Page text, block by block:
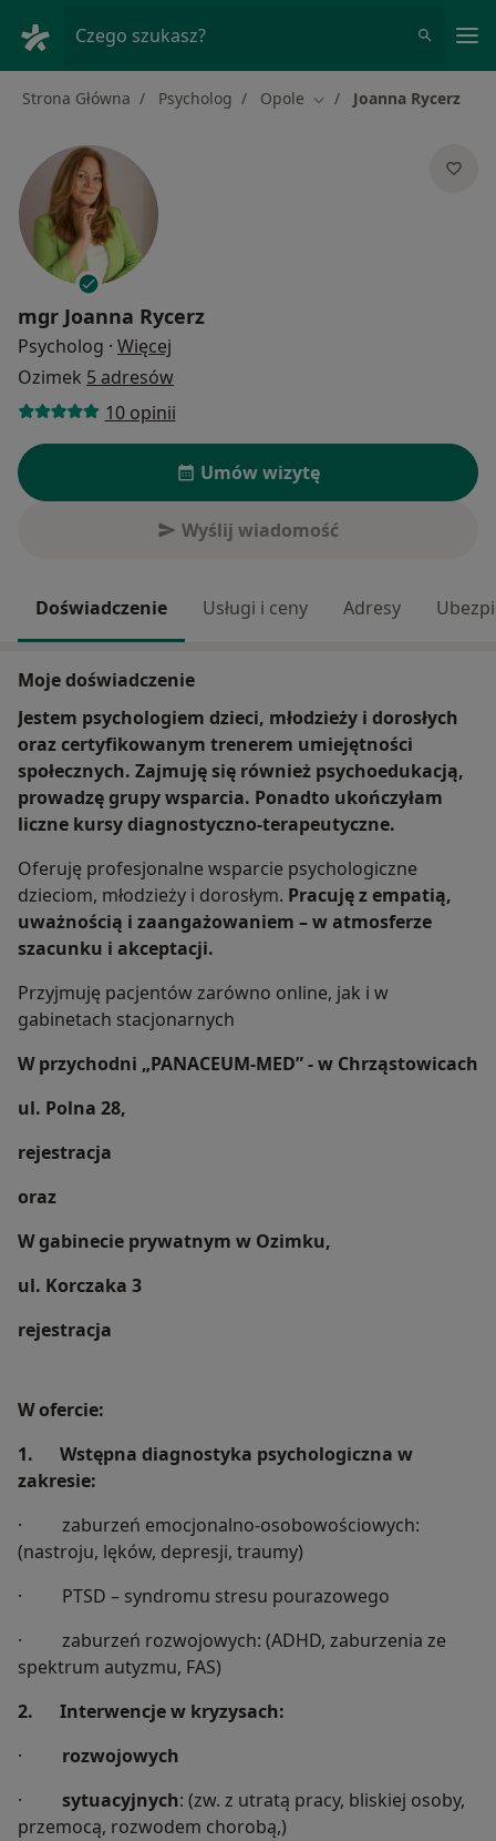
Czego szukasz?
Strona Główna Psycholog Opole Zmień miasto
Joanna Rycerz
mgr Joanna Rycerz
Psycholog · Więcej
Ozimek 5 adresów
10 opinii
Umów wizytę
Wyślij wiadomość
Doświadczenie Usługi i ceny Adresy
Moje doświadczenie
Jestem psychologiem dzieci, młodzieży i dorosłych
oraz certyfikowanym trenerem umiejętności
społecznych. Zajmuję się również psychoedukacją,
prowadzę grupy wsparcia. Ponadto ukończyłam
liczne kursy diagnostyczno-terapeutyczne.
Oferuję profesjonalne wsparcie psychologiczne
dzieciom, młodzieży i dorosłym. Pracuję z empatią,
uważnością i zaangażowaniem – w atmosferze
szacunku i akceptacji.
Przyjmuję pacjentów zarówno online, jak i w
gabinetach stacjonarnych
W przychodni „PANACEUM-MED” - w Chrząstowicach
ul. Polna 28,
rejestracja
oraz
W gabinecie prywatnym w Ozimku,
ul. Korczaka 3
rejestracja
W ofercie:
1. Wstępna diagnostyka psychologiczna w
zakresie:
· zaburzeń emocjonalno-osobowościowych:
(nastroju, lęków, depresji, traumy)
· PTSD – syndromu stresu pourazowego
· zaburzeń rozwojowych: (ADHD, zaburzenia ze
spektrum autyzmu, FAS)
2. Interwencje w kryzysach:
· rozwojowych
· sytuacyjnych: (zw. z utratą pracy, bliskiej osoby,
przemocą, rozwodem chorobą,)